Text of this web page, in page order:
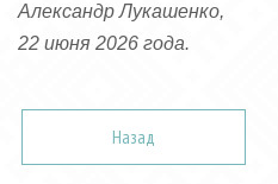
Александр Лукашенко,
22 июня 2026 года.
Назад